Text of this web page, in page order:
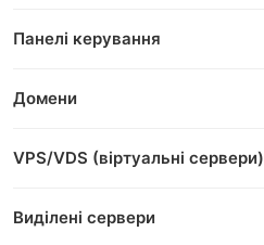
Панелі керування
Домени
VPS/VDS (віртуальні сервери)
Виділені сервери